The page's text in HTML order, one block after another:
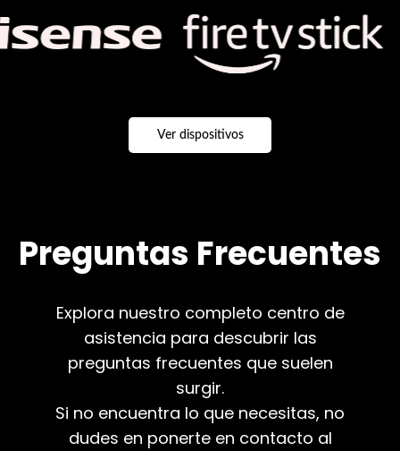
Ver dispositivos
Preguntas Frecuentes
Explora nuestro completo centro de
asistencia para descubrir las
preguntas frecuentes que suelen
surgir.
Si no encuentra lo que necesitas, no
dudes en ponerte en contacto al